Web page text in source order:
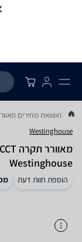
... השוואת מחירים
Westinghouse
Westinghouse
הוספת חוות דעת